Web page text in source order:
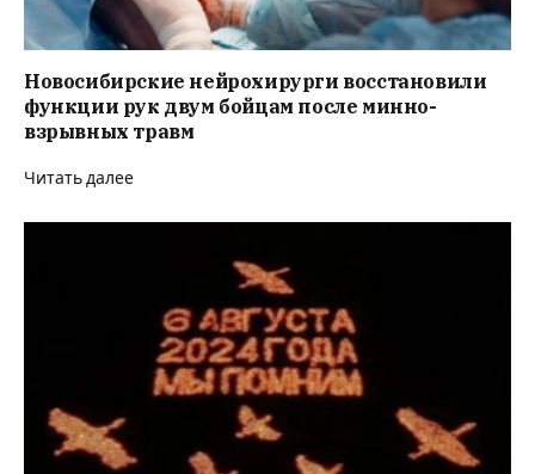
Новосибирские нейрохирурги восстановили
функции рук двум бойцам после минно-
взрывных травм
Читать далее